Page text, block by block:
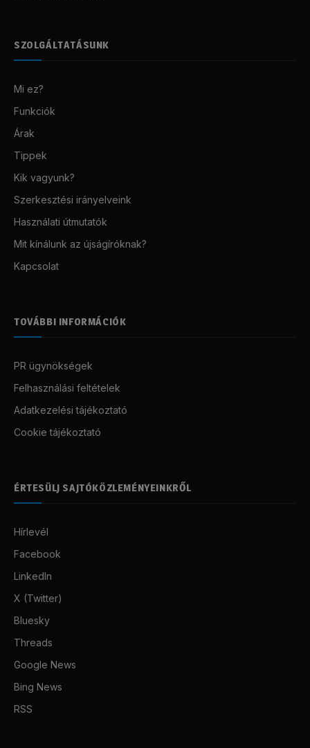
SZOLGÁLTATÁSUNK
Mi ez?
Funkciók
Árak
Tippek
Kik vagyunk?
Szerkesztési irányelveink
Használati útmutatók
Mit kínálunk az újságíróknak?
Kapcsolat
TOVÁBBI INFORMÁCIÓK
PR ügynökségek
Felhasználási feltételek
Adatkezelési tájékoztató
Cookie tájékoztató
ÉRTESÜLJ SAJTÓKÖZLEMÉNYEINKRŐL
Hírlevél
Facebook
LinkedIn
X (Twitter)
Bluesky
Threads
Google News
Bing News
RSS